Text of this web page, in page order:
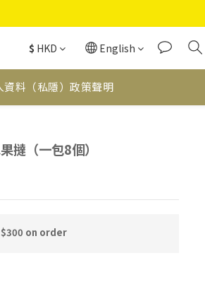
$ HKD English
資料（私隱）政策聲明
撻（一包8個）
on order